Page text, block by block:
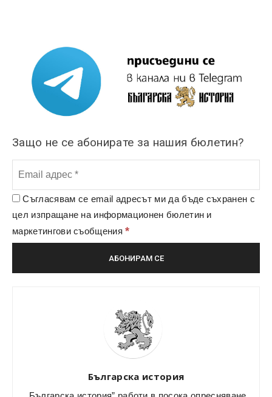
Защо не се абонирате за нашия бюлетин?
Съгласявам се email адресът ми да бъде съхранен с
цел изпращане на информационен бюлетин и
маркетингови съобщения*
Българска история